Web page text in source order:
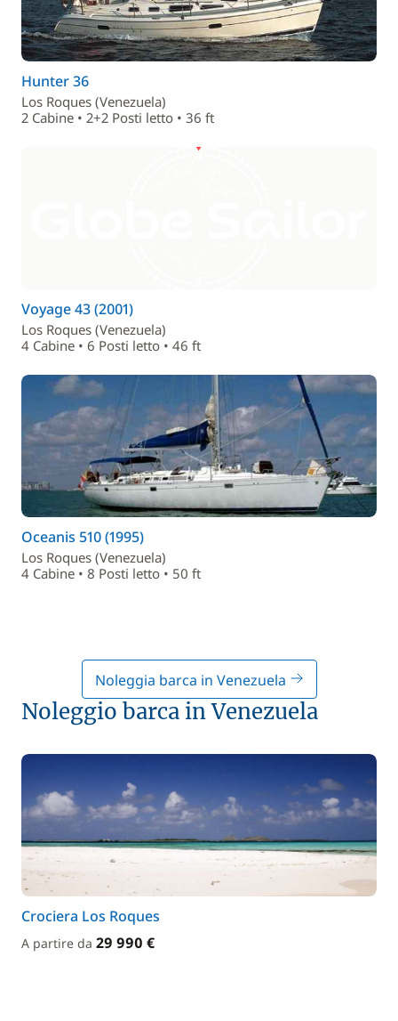
Hunter 36
Los Roques (Venezuela)
2 Cabine • 2+2 Posti letto • 36 ft
Voyage 43 (2001)
Los Roques (Venezuela)
4 Cabine • 6 Posti letto • 46 ft
Oceanis 510 (1995)
Los Roques (Venezuela)
4 Cabine • 8 Posti letto • 50 ft
Noleggia barca in Venezuela
Noleggio barca in Venezuela
Crociera Los Roques
A partire da 29 990 €